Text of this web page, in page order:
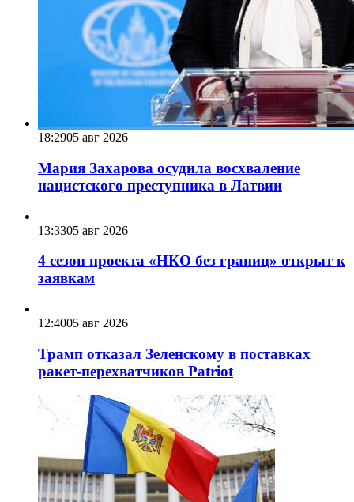
18:2905 авг 2026
Мария Захарова осудила восхваление
нацистского преступника в Латвии
13:3305 авг 2026
4 сезон проекта «НКО без границ» открыт к
заявкам
12:4005 авг 2026
Трамп отказал Зеленскому в поставках
ракет-перехватчиков Patriot